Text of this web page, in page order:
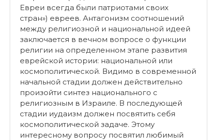
Евреи всегда были патриотами своих
стран») евреев. Антагонизм соотношений
между религиозной и национальной идеей
заключается в вечном вопросе о функции
религии на определенном этапе развития
еврейской истории: национальной или
космополитической. Видимо в современной
начальной стадии должен действительно
произойти синтез национального с
религиозным в Израиле. В последующей
стадии иудаизм должен посвятить себя
космополитической задаче. Этому
интересному вопросу посвятил любимый